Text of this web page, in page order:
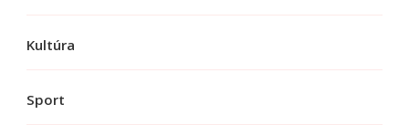
Kultúra
Sport